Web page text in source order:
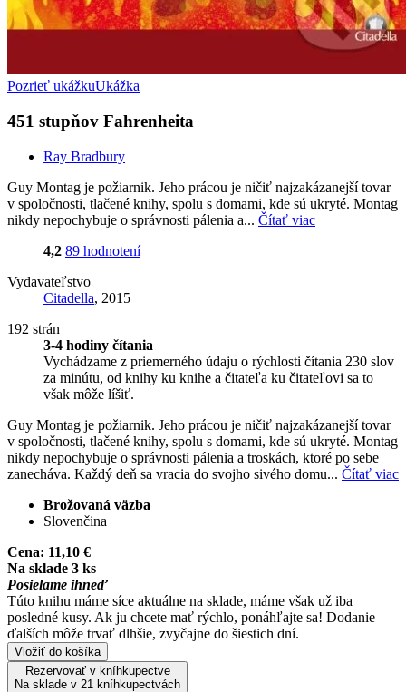
Pozrieť ukážkuUkážka
451 stupňov Fahrenheita
Ray Bradbury
Guy Montag je požiarnik. Jeho prácou je ničiť najzakázanejší tovar
v spoločnosti, tlačené knihy, spolu s domami, kde sú ukryté. Montag
nikdy nepochybuje o správnosti pálenia a... Čítať viac
4,2 89 hodnotení
Vydavateľstvo
Citadella, 2015
192 strán
3-4 hodiny čítania
Vychádzame z priemerného údaju o rýchlosti čítania 230 slov
za minútu, od knihy ku knihe a čitateľa ku čitateľovi sa to
však môže líšiť.
Guy Montag je požiarnik. Jeho prácou je ničiť najzakázanejší tovar
v spoločnosti, tlačené knihy, spolu s domami, kde sú ukryté. Montag
nikdy nepochybuje o správnosti pálenia a troskách, ktoré po sebe
zanecháva. Každý deň sa vracia do svojho sivého domu... Čítať viac
Brožovaná väzba
Slovenčina
Cena: 11,10 €
Na sklade 3 ks
Posielame ihneď
Túto knihu máme síce aktuálne na sklade, máme však už iba
posledné kusy. Ak ju chcete mať rýchlo, ponáhľajte sa! Dodanie
ďalších môže trvať dlhšie, zvyčajne do šiestich dní.
Vložiť do košíka
Rezervovať v kníhkupectve
Na sklade v 21 kníhkupectvách